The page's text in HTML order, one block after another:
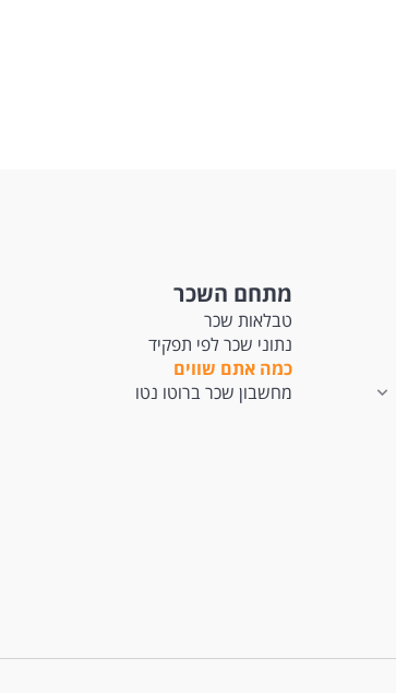
מתחם השכר
טבלאות שכר
נתוני שכר לפי תפקיד
כמה אתם שווים
מחשבון שכר ברוטו נטו